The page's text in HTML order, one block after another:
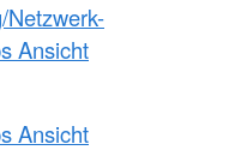
Netzwerk-
Ansicht
Ansicht